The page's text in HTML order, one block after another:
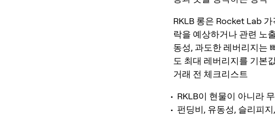
RKLB 롱은 Rocket Lab
락을 예상하거나 관련 노
동성, 과도한 레버리지는
도 최대 레버리지를 기본
거래 전 체크리스트
RKLB이 현물이 아니라
펀딩비, 유동성, 슬리피